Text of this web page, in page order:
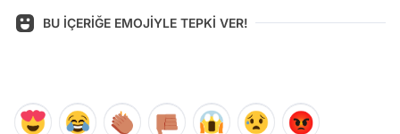
BU İÇERİĞE EMOJİYLE TEPKİ VER!